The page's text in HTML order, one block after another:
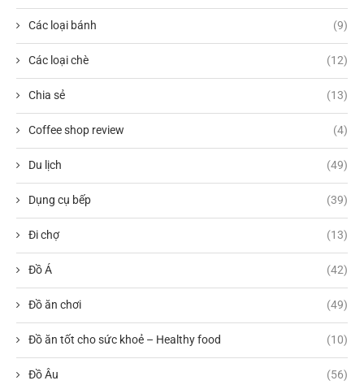
Các loại bánh (9)
Các loại chè (12)
Chia sẻ (13)
Coffee shop review (4)
Du lịch (49)
Dụng cụ bếp (39)
Đi chợ (13)
Đồ Á (42)
Đồ ăn chơi (49)
Đồ ăn tốt cho sức khoẻ – Healthy food (10)
Đồ Âu (56)